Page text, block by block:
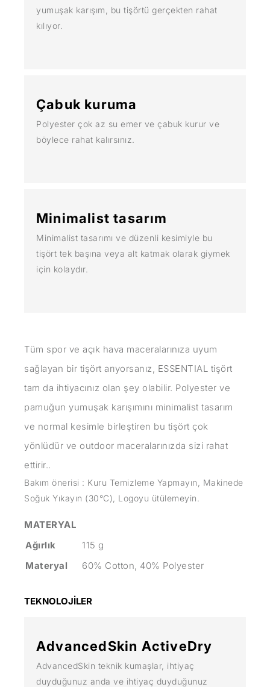
yumuşak karışım, bu tişörtü gerçekten rahat
kılıyor.
Çabuk kuruma
Polyester çok az su emer ve çabuk kurur ve
böylece rahat kalırsınız.
Minimalist tasarım
Minimalist tasarımı ve düzenli kesimiyle bu
tişört tek başına veya alt katmak olarak giymek
için kolaydır.
Tüm spor ve açık hava maceralarınıza uyum
sağlayan bir tişört arıyorsanız, ESSENTIAL tişört
tam da ihtiyacınız olan şey olabilir. Polyester ve
pamuğun yumuşak karışımını minimalist tasarım
ve normal kesimle birleştiren bu tişört çok
yönlüdür ve outdoor maceralarınızda sizi rahat
ettirir..
Bakım önerisi : Kuru Temizleme Yapmayın, Makinede
Soğuk Yıkayın (30°C), Logoyu ütülemeyin.
MATERYAL
Ağırlık
115 g
Materyal
60% Cotton, 40% Polyester
TEKNOLOJİLER
AdvancedSkin ActiveDry
AdvancedSkin teknik kumaşlar, ihtiyaç
duyduğunuz anda ve ihtiyaç duyduğunuz